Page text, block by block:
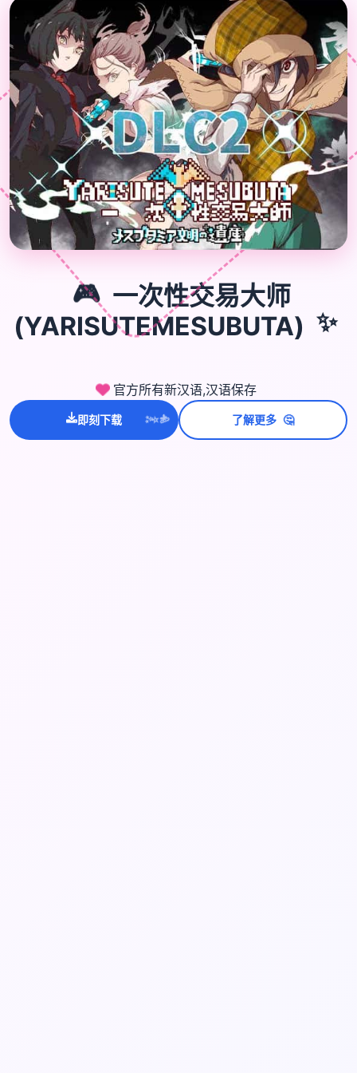
🎮
🎮 一次性交易大师
(YARISUTEMESUBUTA) ✨
官方所有新汉语,汉语保存
即刻下载 ✨
⭐💫 了解更多 🤔